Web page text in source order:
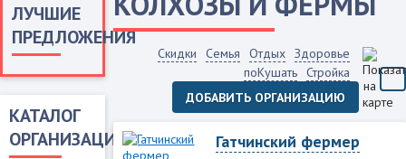
ЛУЧШИЕ
ПРЕДЛОЖЕНИЯ
КАТАЛОГ
ОРГАНИЗАЦИЙ
Скидки Семья Отдых Здоровье
поКушать Стройка
ДОБАВИТЬ ОРГАНИЗАЦИЮ
Гатчинский фермер